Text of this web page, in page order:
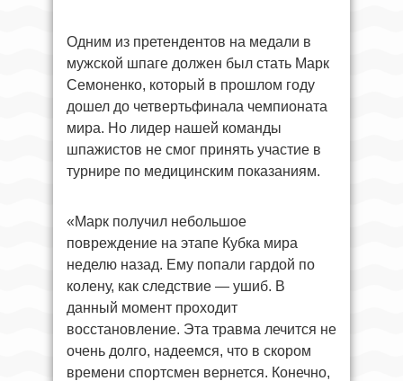
Одним из претендентов на медали в
мужской шпаге должен был стать Марк
Семоненко, который в прошлом году
дошел до четвертьфинала чемпионата
мира. Но лидер нашей команды
шпажистов не смог принять участие в
турнире по медицинским показаниям.
«Марк получил небольшое
повреждение на этапе Кубка мира
неделю назад. Ему попали гардой по
колену, как следствие — ушиб. В
данный момент проходит
восстановление. Эта травма лечится не
очень долго, надеемся, что в скором
времени спортсмен вернется. Конечно,